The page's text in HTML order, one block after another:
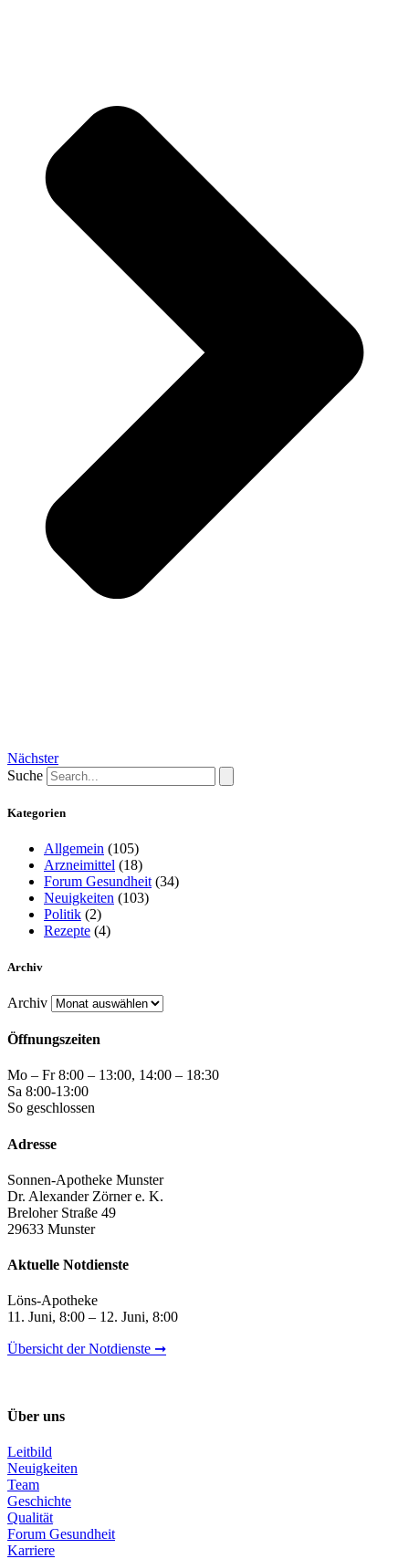
Nächster
Suche
Kategorien
Allgemein (105)
Arzneimittel (18)
Forum Gesundheit(34)
Neuigkeiten (103)
Politik (2)
Rezepte (4)
Archiv
Archiv
Öffnungszeiten
Mo – Fr 8:00 – 13:00, 14:00 – 18:30
Sa 8:00-13:00
So geschlossen
Adresse
Sonnen-Apotheke Munster
Dr. Alexander Zörner e. K.
Breloher Straße 49
29633 Munster
Aktuelle Notdienste
Löns-Apotheke
11. Juni, 8:00 – 12. Juni, 8:00
Übersicht der Notdienste ➞
Über uns
Leitbild
Neuigkeiten
Team
Geschichte
Qualität
Forum Gesundheit
Karriere